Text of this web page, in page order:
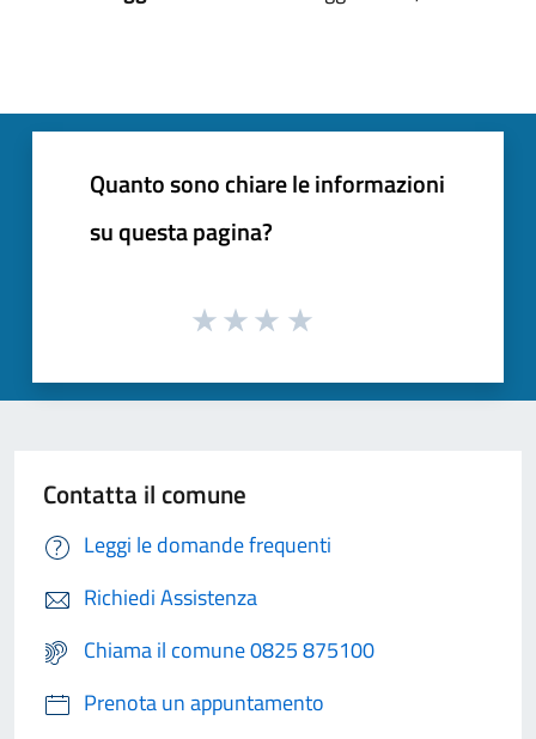
Quanto sono chiare le informazioni
su questa pagina?
Contatta il comune
Leggi le domande frequenti
Richiedi Assistenza
Chiama il comune 0825 875100
Prenota un appuntamento